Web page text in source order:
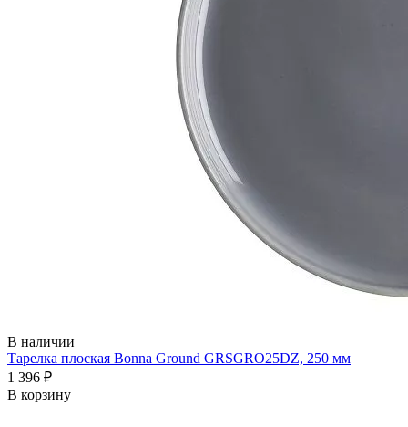
В наличии
Тарелка плоская Bonna Ground GRSGRO25DZ, 250 мм
1 396 ₽
В корзину